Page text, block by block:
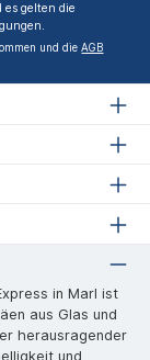
es gelten die
.
und dieAGB
in Marl ist
aus Glas und
herausragender
und